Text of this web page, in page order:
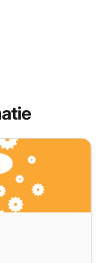
improvements